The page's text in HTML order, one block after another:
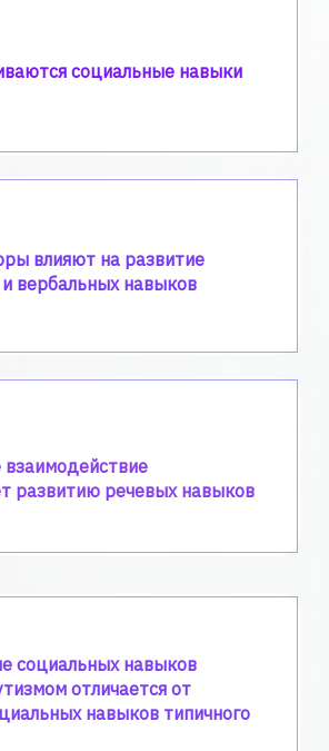
социальные навыки
влияют на развитие
вербальных навыков
взаимодействие
развитию речевых навыков
социальных навыков
отличается от
навыков типичного